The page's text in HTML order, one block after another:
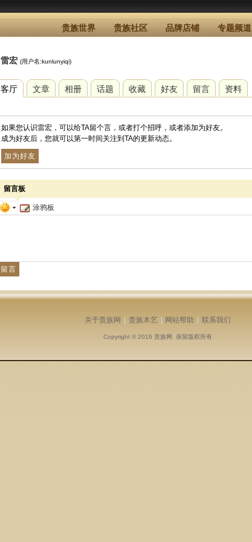
贵族世界 贵族社区 品牌店铺 专题频道
雷宏 (用户名:kunlunyiqi)
客厅 文章 相册 话题 收藏 好友 留言 资料
如果您认识雷宏，可以给TA留个言，或者打个招呼，或者添加为好友。
成为好友后，您就可以第一时间关注到TA的更新动态。
加为好友
留言板
涂鸦板
关于贵族网 贵族木艺 网站帮助 联系我们
Copyright © 2016 贵族网 . 保留版权所有